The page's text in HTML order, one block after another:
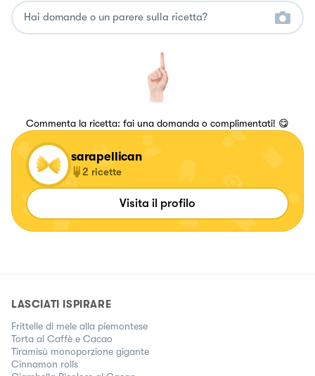
Commenta la ricetta: fai una domanda o complimentati! 😋
sarapellican
2 ricette
Visita il profilo
LASCIATI ISPIRARE
Frittelle di mele alla piemontese
Torta al Caffè e Cacao
Tiramisù monoporzione gigante
Cinnamon rolls